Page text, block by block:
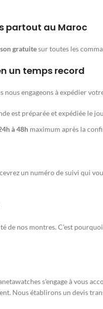
partout au Maroc
gratuitesur toutes les
un temps record
engageons à expédier
est préparée et expédiée le
à 48h maximum après la
un numéro de suivi qui
de nos montres. C'est
s'engage à vous
Nous établirons un devis